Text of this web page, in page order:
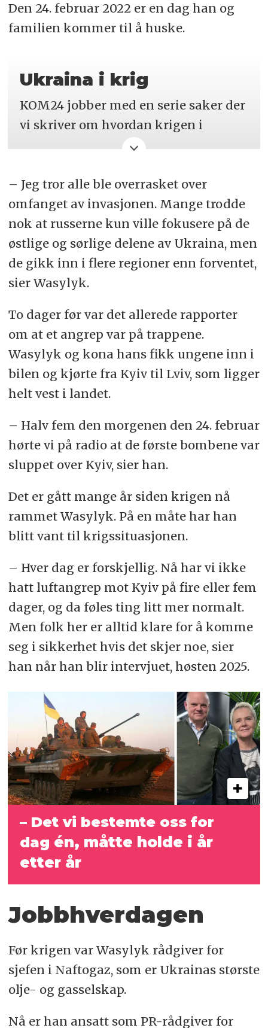
Den 24. februar 2022 er en dag han og
familien kommer til å huske.
Ukraina i krig
KOM24 jobber med en serie saker der
vi skriver om hvordan krigen i
Ukraina har påvirket
Ukraina. Dette er andre sak i vår
serie.
Første sak ble publisert 5. januar og
tok for seg hvordan norske Itera, med
flere hundre ansatte i Ukraina, la sin
gikk til fullskala innvasjon på sitt
naboland.
Neste sak kommer i uke fire og
handler om hvordan en ukrainsk
toppklubb som jevnlig kjemper i
Europa, klarer å kommunisere med
sine fans, selv om klubben ikke har
år.
– Jeg tror alle ble overrasket over
omfanget av invasjonen. Mange trodde
nok at russerne kun ville fokusere på de
østlige og sørlige delene av Ukraina, men
de gikk inn i flere regioner enn forventet,
sier Wasylyk.
To dager før var det allerede rapporter
om at et angrep var på trappene.
Wasylyk og kona hans fikk ungene inn i
bilen og kjørte fra Kyiv til Lviv, som ligger
helt vest i landet.
– Halv fem den morgenen den 24. februar
hørte vi på radio at de første bombene var
sluppet over Kyiv, sier han.
Det er gått mange år siden krigen nå
rammet Wasylyk. På en måte har han
blitt vant til krigssituasjonen.
– Hver dag er forskjellig. Nå har vi ikke
hatt luftangrep mot Kyiv på fire eller fem
dager, og da føles ting litt mer normalt.
Men folk her er alltid klare for å komme
seg i sikkerhet hvis det skjer noe, sier
han når han blir intervjuet, høsten 2025.
– Det vi bestemte oss for
dag én, måtte holde i år
etter år
Jobbhverdagen
Før krigen var Wasylyk rådgiver for
sjefen i Naftogaz, som er Ukrainas største
olje- og gasselskap.
Nå er han ansatt som PR-rådgiver for